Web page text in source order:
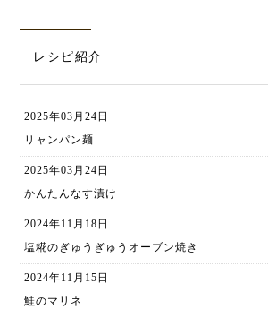
レシピ紹介
2025年03月24日
リャンパン麺
2025年03月24日
かんたんなす漬け
2024年11月18日
塩糀のぎゅうぎゅうオーブン焼き
2024年11月15日
鮭のマリネ